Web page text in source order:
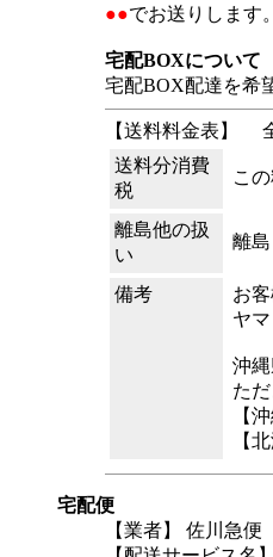
●●でお送りします。
宅配BOXについて
宅配BOX配達を希
【送料料金表】
全
送料分消費
税
こ
離島他の扱
い
離
備考
お
ヤ
沖
ただ
【
【
宅配便
【業者】 佐川急便